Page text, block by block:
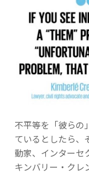
不平等を「彼らの
ているとしたら、
動家、インターセ
キンバリー・クレ